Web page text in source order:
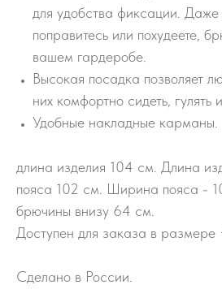
для удобства фиксации.
поправитесь или похудеете,
вашем гардеробе.
Высокая посадка позволяет
них комфортно сидеть, гулять
Удобные накладные карманы.
длина изделия 104 см. Длина
пояса 102 см. Ширина пояса -
брючины внизу 64 см.
Доступен для заказа в
Сделано в России.